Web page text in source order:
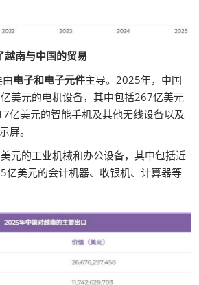
南与中国的贸易
电子和电子元件主导。2025年，中国
美元的电机设备，其中包括267亿美元
亿美元的智能手机及其他无线设备以及
屏。
元的工业机械和办公设备，其中包括近
亿美元的会计机器、收银机、计算器等